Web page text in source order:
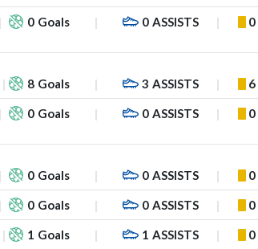
0 Goals 0 ASSISTS 0
8 Goals 3 ASSISTS 6
0 Goals 0 ASSISTS 0
0 Goals 0 ASSISTS 0
0 Goals 0 ASSISTS 0
1 Goals 1 ASSISTS 0